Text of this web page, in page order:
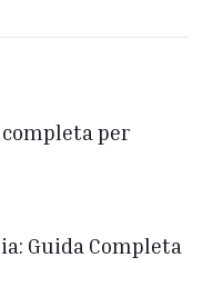
completa per
Guida Completa